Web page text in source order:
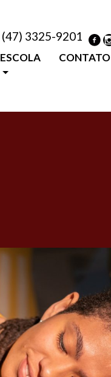
(47) 3325-9201
ESCOLA CONTATO